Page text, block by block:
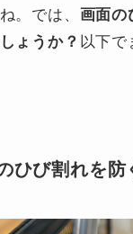
。では、 画面の
ょうか？ 以下で
ひび割れを防